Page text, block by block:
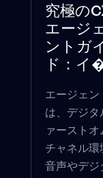
究極の
エージ
ントガイ
ド：イ
エージェン
は、デジタ
ァーストオ
チャネル環
音声やデジ